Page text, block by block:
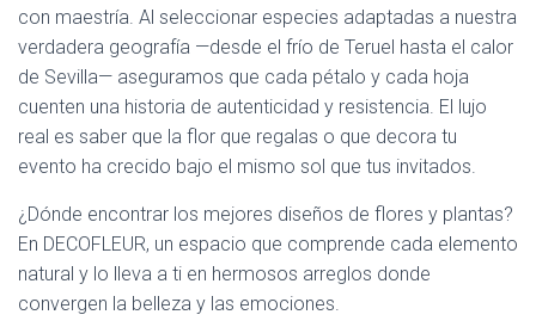
con maestría. Al seleccionar especies adaptadas a nuestra
verdadera geografía —desde el frío de Teruel hasta el calor
de Sevilla— aseguramos que cada pétalo y cada hoja
cuenten una historia de autenticidad y resistencia. El lujo
real es saber que la flor que regalas o que decora tu
evento ha crecido bajo el mismo sol que tus invitados.
¿Dónde encontrar los mejores diseños de flores y plantas?
En DECOFLEUR, un espacio que comprende cada elemento
natural y lo lleva a ti en hermosos arreglos donde
convergen la belleza y las emociones.